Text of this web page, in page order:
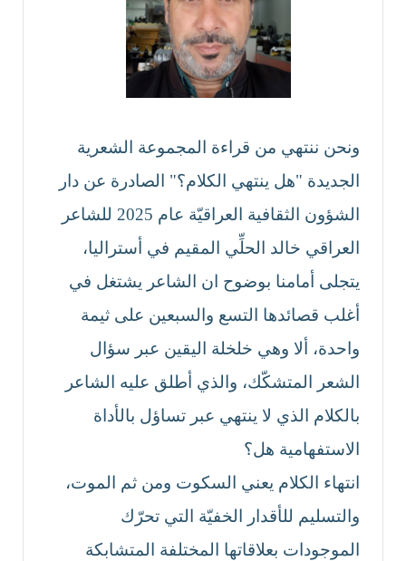
ونحن ننتهي من قراءة المجموعة الشعرية
الجديدة "هل ينتهي الكلام؟" الصادرة عن دار
الشؤون الثقافية العراقيّة عام 2025 للشاعر
العراقي خالد الحلِّي المقيم في أستراليا،
يتجلى أمامنا بوضوح ان الشاعر يشتغل في
أغلب قصائدها التسع والسبعين على ثيمة
واحدة، ألا وهي خلخلة اليقين عبر سؤال
الشعر المتشكّك، والذي أطلق عليه الشاعر
بالكلام الذي لا ينتهي عبر تساؤل بالأداة
الاستفهامية هل؟
انتهاء الكلام يعني السكوت ومن ثم الموت،
والتسليم للأقدار الخفيّة التي تحرّك
الموجودات بعلاقاتها المختلفة المتشابكة